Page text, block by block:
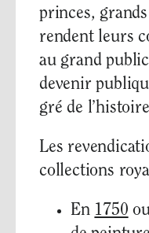
princes,
rendent leurs
au grand
devenir
gré de
Les
collections
En 1750